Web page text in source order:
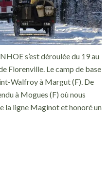
s’est déroulée du 19 au
Florenville. Le camp de base
Walfroy à Margut (F). De
à Mogues (F) où nous
la ligne Maginot et honoré un